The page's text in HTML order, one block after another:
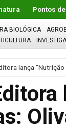
Pontos
BIOLÓGICA
lança